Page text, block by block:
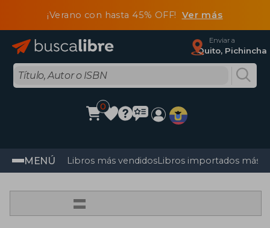
¡Verano con hasta 45% OFF! Ver más
Enviar a
Quito, Pichincha
0
MENÚ Libros más vendidosLibros importados más
=